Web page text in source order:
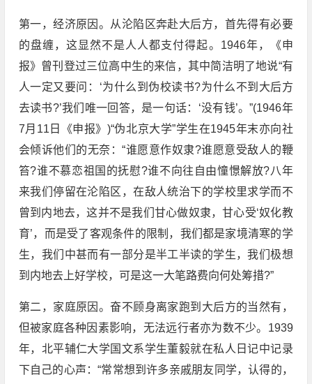
第一，经济原因。从沦陷区奔赴大后方，首先得有必要
的盘缠，这显然不是人人都支付得起。1946年，《申
报》曾刊登过三位高中生的来信，其中简洁明了地说“有
人一定又要问：‘为什么到伪校读书?为什么不到大后方
去读书?’我们唯一回答，是一句话：‘没有钱’。”(1946年
7月11日《申报》)“伪北京大学”学生在1945年末亦向社
会倾诉他们的无奈：“谁愿意作奴隶?谁愿意受敌人的鞭
笞?谁不慕恋祖国的抚慰?谁不向往自由憧憬解放?八年
来我们停留在沦陷区，在敌人统治下的学校里求学而不
曾到内地去，这并不是我们甘心做奴隶，甘心受‘奴化教
育’，而是受了客观条件的限制，我们都是家境清寒的学
生，我们中甚而有一部分是半工半读的学生，我们极想
到内地去上好学校，可是这一大笔路费向何处筹措?”
第二，家庭原因。奋不顾身离家跑到大后方的当然有，
但被家庭各种因素影响，无法远行者亦为数不少。1939
年，北平辅仁大学国文系学生董毅就在私人日记中记录
下自己的心声：“常常想到许多亲戚朋友同学，认得的，